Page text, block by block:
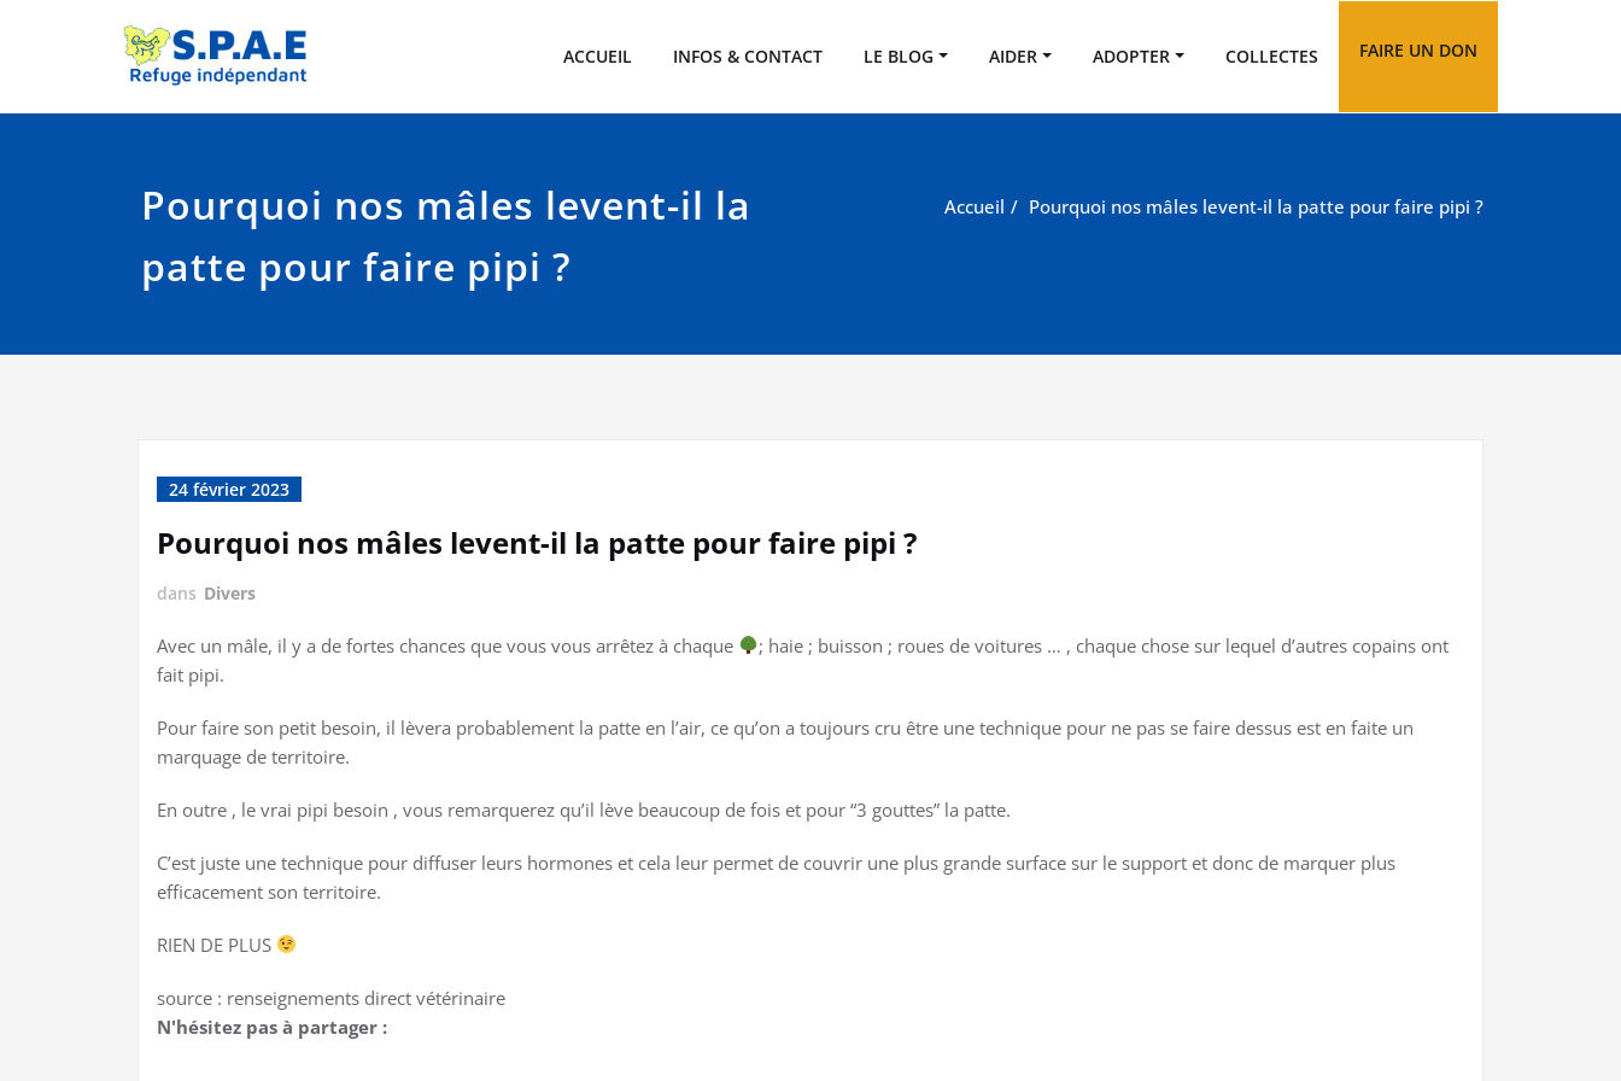
SPAE ÉvreuxACCUEIL INFOS & CONTACT LE BLOG AIDER ADOPTER COLLECTES FAIRE UN DON
Pourquoi nos mâles levent-il la
patte pour faire pipi ?
Accueil Pourquoi nos mâles levent-il la patte pour faire pipi ?
24 février 2023
Pourquoi nos mâles levent-il la patte pour faire pipi ?
dans Divers
Avec un mâle, il y a de fortes chances que vous vous arrêtez à chaque
; haie ; buisson ; roues de voitures … , chaque chose sur lequel d’autres copains ont
fait pipi.
Pour faire son petit besoin, il lèvera probablement la patte en l’air, ce qu’on a toujours cru être une technique pour ne pas se faire dessus est en faite un
marquage de territoire.
En outre , le vrai pipi besoin , vous remarquerez qu’il lève beaucoup de fois et pour “3 gouttes” la patte.
C’est juste une technique pour diffuser leurs hormones et cela leur permet de couvrir une plus grande surface sur le support et donc de marquer plus
efficacement son territoire.
RIEN DE PLUS
source : renseignements direct vétérinaire
N'hésitez pas à partager :